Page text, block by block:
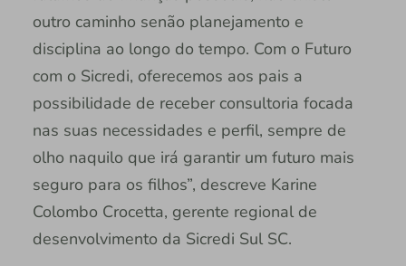
outro caminho senão planejamento e
disciplina ao longo do tempo. Com o Futuro
com o Sicredi, oferecemos aos pais a
possibilidade de receber consultoria focada
nas suas necessidades e perfil, sempre de
olho naquilo que irá garantir um futuro mais
seguro para os filhos”, descreve Karine
Colombo Crocetta, gerente regional de
desenvolvimento da Sicredi Sul SC.